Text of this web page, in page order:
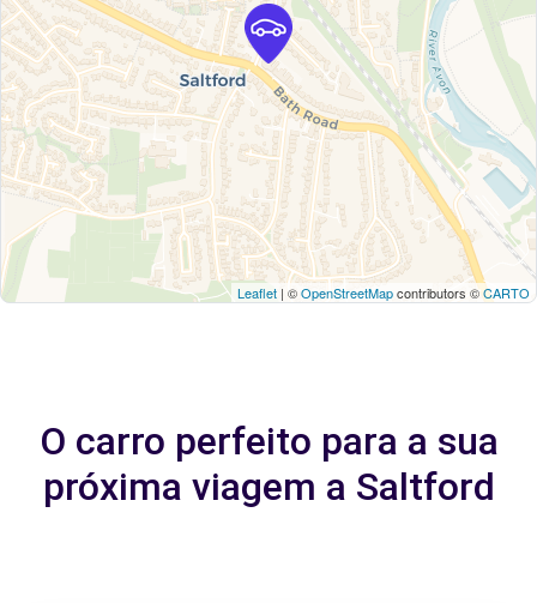
Leaflet | ©OpenStreetMapcontributors ©CARTO
O carro perfeito para a sua
próxima viagem a Saltford